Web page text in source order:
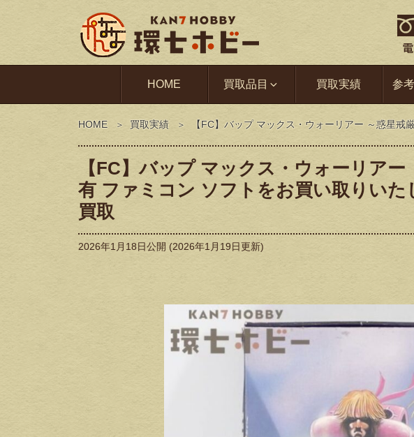
HOME 買取品目 買取実績 参
HOME 買取実績 【FC】バップ マックス・ウォーリアー ～惑星
【FC】バップ マックス・ウォーリア
有 ファミコン ソフトをお買い取りい
買取
2026年1月18日公開 (2026年1月19日更新)